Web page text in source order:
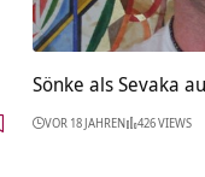
Sönke als Sevaka
VOR 18 JAHREN 426 VIEWS